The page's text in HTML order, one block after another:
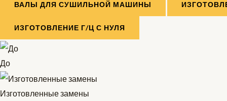
ВАЛЫ ДЛЯ СУШИЛЬНОЙ МАШИНЫ
ИЗГОТОВЛЕНИЕ Г/Ц С НУЛЯ
До
Изготовленные замены